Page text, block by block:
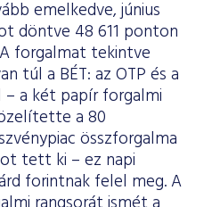
emelkedve, június
döntve 48 611 ponton
forgalmat tekintve
túl a BÉT: az OTP és a
– a két papír forgalmi
a 80
összforgalma
tett ki – ez napi
forintnak felel meg. A